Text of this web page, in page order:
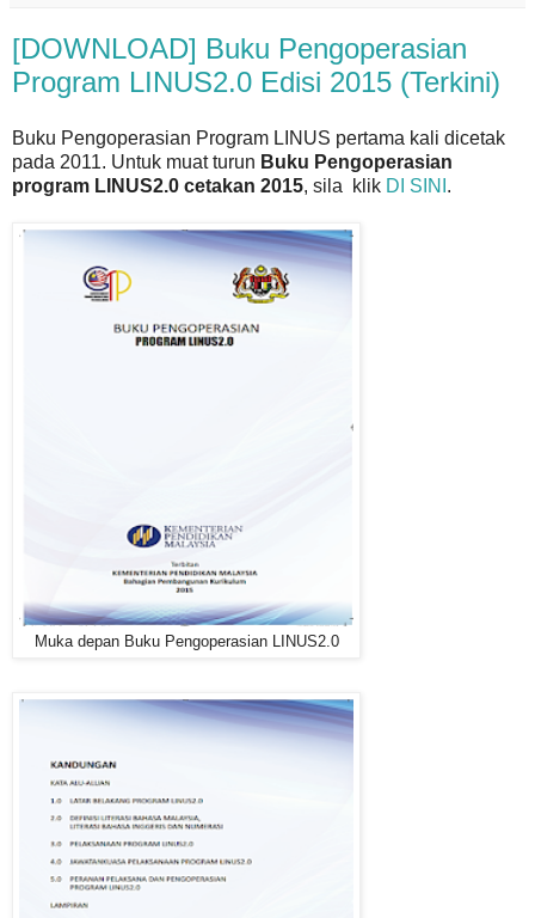
[DOWNLOAD] Buku Pengoperasian
Program LINUS2.0 Edisi 2015 (Terkini)
Buku Pengoperasian Program LINUS pertama kali dicetak
pada 2011. Untuk muat turun Buku Pengoperasian
program LINUS2.0 cetakan 2015, sila klik DI SINI .
Muka depan Buku Pengoperasian LINUS2.0